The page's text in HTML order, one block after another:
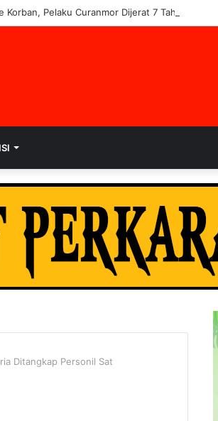
Pelaku Curanmor Dijerat 7 Tahun Penjara
Ditangkap Personil Sat